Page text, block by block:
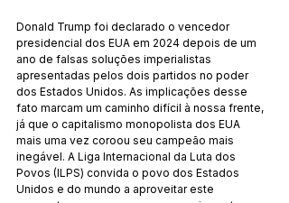
Donald Trump foi declarado o vencedor
presidencial dos EUA em 2024 depois de um
ano de falsas soluções imperialistas
apresentadas pelos dois partidos no poder
dos Estados Unidos. As implicações desse
fato marcam um caminho difícil à nossa frente,
já que o capitalismo monopolista dos EUA
mais uma vez coroou seu campeão mais
inegável. A Liga Internacional da Luta dos
Povos (ILPS) convida o povo dos Estados
Unidos e do mundo a aproveitar este